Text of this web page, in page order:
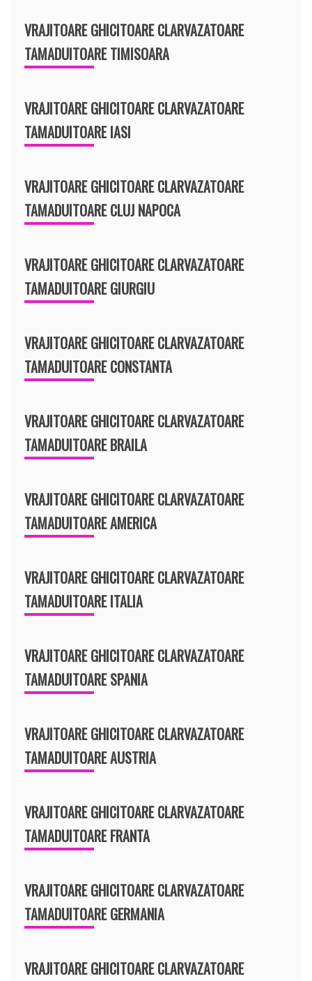
VRAJITOARE GHICITOARE CLARVAZATOARE
TAMADUITOARE TIMISOARA
VRAJITOARE GHICITOARE CLARVAZATOARE
TAMADUITOARE IASI
VRAJITOARE GHICITOARE CLARVAZATOARE
TAMADUITOARE CLUJ NAPOCA
VRAJITOARE GHICITOARE CLARVAZATOARE
TAMADUITOARE GIURGIU
VRAJITOARE GHICITOARE CLARVAZATOARE
TAMADUITOARE CONSTANTA
VRAJITOARE GHICITOARE CLARVAZATOARE
TAMADUITOARE BRAILA
VRAJITOARE GHICITOARE CLARVAZATOARE
TAMADUITOARE AMERICA
VRAJITOARE GHICITOARE CLARVAZATOARE
TAMADUITOARE ITALIA
VRAJITOARE GHICITOARE CLARVAZATOARE
TAMADUITOARE SPANIA
VRAJITOARE GHICITOARE CLARVAZATOARE
TAMADUITOARE AUSTRIA
VRAJITOARE GHICITOARE CLARVAZATOARE
TAMADUITOARE FRANTA
VRAJITOARE GHICITOARE CLARVAZATOARE
TAMADUITOARE GERMANIA
VRAJITOARE GHICITOARE CLARVAZATOARE